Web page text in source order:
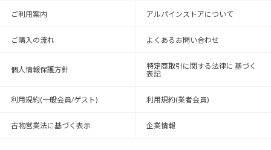
ご利用案内 アルパインストアについて
ご購入の流れ よくあるお問い合わせ
個人情報保護方針
特定商取引に関する法律に 基づく
表記
利用規約(一般会員/ゲスト) 利用規約(業者会員)
古物営業法に基づく表示 企業情報